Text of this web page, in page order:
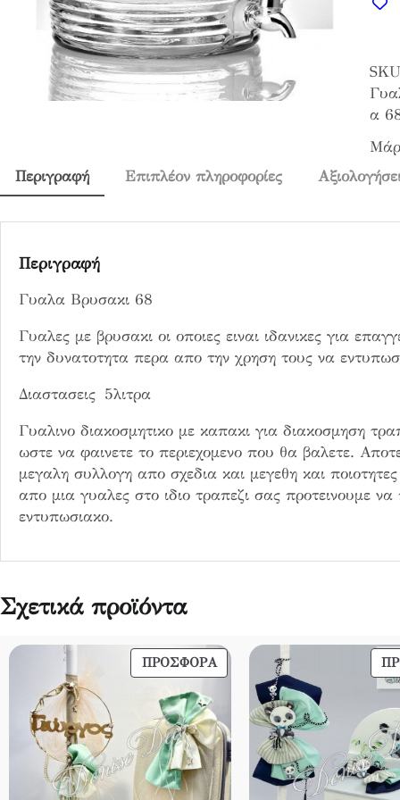
Β
ρ
α
κ
τ
η
α
Περιγραφή
Επιπλέον πληροφορίες
Περιγραφή
Γυαλα Βρυσακι 68
Γυαλες με βρυσακι οι οποιες ειναι ιδανικες για
την δυνατοτητα περα απο την χρηση τους να
Διαστασεις 5λιτρα
Γυαλινο διακοσμητικο με καπακι για διακοσμηση
ωστε να φαινετε το περιεχομενο που θα βαλετε.
μεγαλη συλλογη απο σχεδια και μεγεθη και
απο μια γυαλες στο ιδιο τραπεζι σας προτεινουμε
εντυπωσιακο.
Σχετικά προϊόντα
ΠΡΟΣΦΟΡΆΠΡΟΪΌΝ
ΠΡΟΣΦΟΡΆ